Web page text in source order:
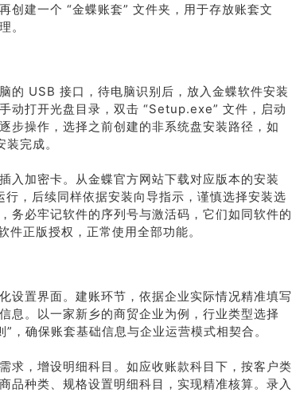
在线沟
通
创建一个 “金蝶账套” 文件夹，用于存放账套文
。
的 USB 接口，待电脑识别后，放入金蝶软件安装
动打开光盘目录，双击 “Setup.exe” 文件，启动
步操作，选择之前创建的非系统盘安装路径，如
完成。
入加密卡。从金蝶官方网站下载对应版本的安装
，后续同样依据安装向导指示，谨慎选择安装选
务必牢记软件的序列号与激活码，它们如同软件的
件正版授权，正常使用全部功能。
设置界面。建账环节，依据企业实际情况精准填写
息。以一家新乡的商贸企业为例，行业类型选择
，确保账套基础信息与企业运营模式相契合。
求，增设明细科目。如应收账款科目下，按客户类
品种类、规格设置明细科目，实现精准核算。录入